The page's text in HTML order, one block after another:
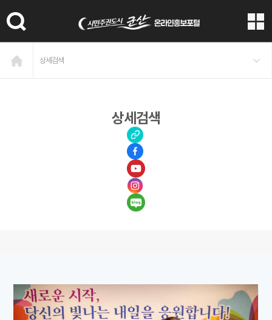
상세검색
상세검색